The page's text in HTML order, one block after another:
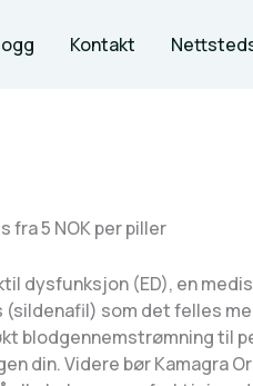
Kontakt
fra 5 NOK per piller
dysfunksjon (ED), en
som det felles
blodgennemstrømning til
din. Videre bør Kamagra